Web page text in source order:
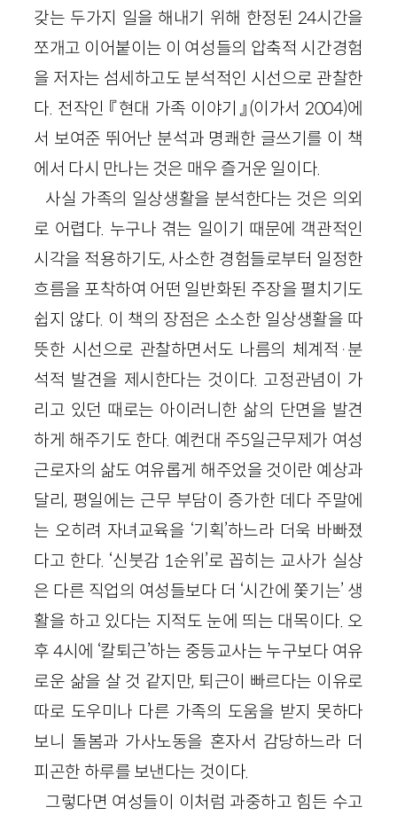
갖는 두가지 일을 해내기 위해 한정된 24시간을
쪼개고 이어붙이는 이 여성들의 압축적 시간경험
을 저자는 섬세하고도 분석적인 시선으로 관찰한
다. 전작인 『현대 가족 이야기』(이가서 2004)에
서 보여준 뛰어난 분석과 명쾌한 글쓰기를 이 책
에서 다시 만나는 것은 매우 즐거운 일이다.
사실 가족의 일상생활을 분석한다는 것은 의외
로 어렵다. 누구나 겪는 일이기 때문에 객관적인
시각을 적용하기도, 사소한 경험들로부터 일정한
흐름을 포착하여 어떤 일반화된 주장을 펼치기도
쉽지 않다. 이 책의 장점은 소소한 일상생활을 따
뜻한 시선으로 관찰하면서도 나름의 체계적·분
석적 발견을 제시한다는 것이다. 고정관념이 가
리고 있던 때로는 아이러니한 삶의 단면을 발견
하게 해주기도 한다. 예컨대 주5일근무제가 여성
근로자의 삶도 여유롭게 해주었을 것이란 예상과
달리, 평일에는 근무 부담이 증가한 데다 주말에
는 오히려 자녀교육을 ‘기획’하느라 더욱 바빠졌
다고 한다. ‘신붓감 1순위’로 꼽히는 교사가 실상
은 다른 직업의 여성들보다 더 ‘시간에 쫓기는’ 생
활을 하고 있다는 지적도 눈에 띄는 대목이다. 오
후 4시에 ‘칼퇴근’하는 중등교사는 누구보다 여유
로운 삶을 살 것 같지만, 퇴근이 빠르다는 이유로
따로 도우미나 다른 가족의 도움을 받지 못하다
보니 돌봄과 가사노동을 혼자서 감당하느라 더
피곤한 하루를 보낸다는 것이다.
그렇다면 여성들이 이처럼 과중하고 힘든 수고